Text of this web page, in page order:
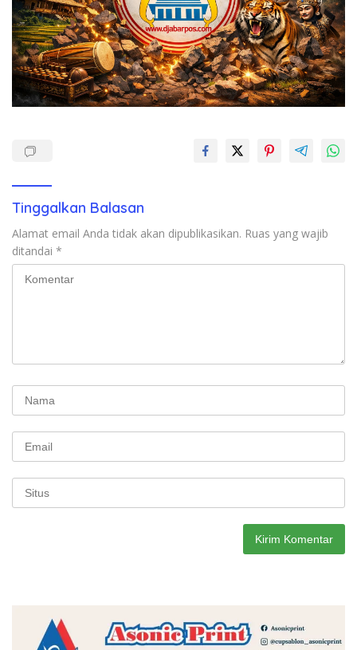
Tinggalkan Balasan
Alamat email Anda tidak akan dipublikasikan. Ruas yang wajib
ditandai *